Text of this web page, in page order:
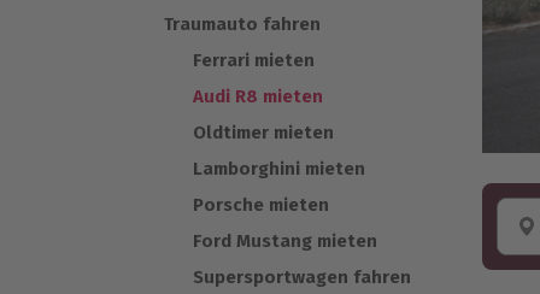
Traumauto fahren
Ferrari mieten
Audi R8 mieten
Oldtimer mieten
Lamborghini mieten
Porsche mieten
Ford Mustang mieten
Supersportwagen fahren